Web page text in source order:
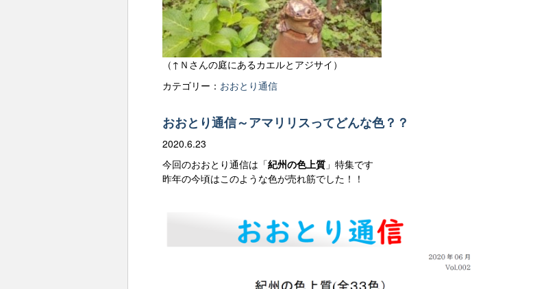
（↑Ｎさんの庭にあるカエルとアジサイ）
カテゴリー： おおとり通信
おおとり通信～アマリリスってどんな色？？
2020.6.23
今回のおおとり通信は「紀州の色上質 」特集です
昨年の今頃はこのような色が売れ筋でした！！